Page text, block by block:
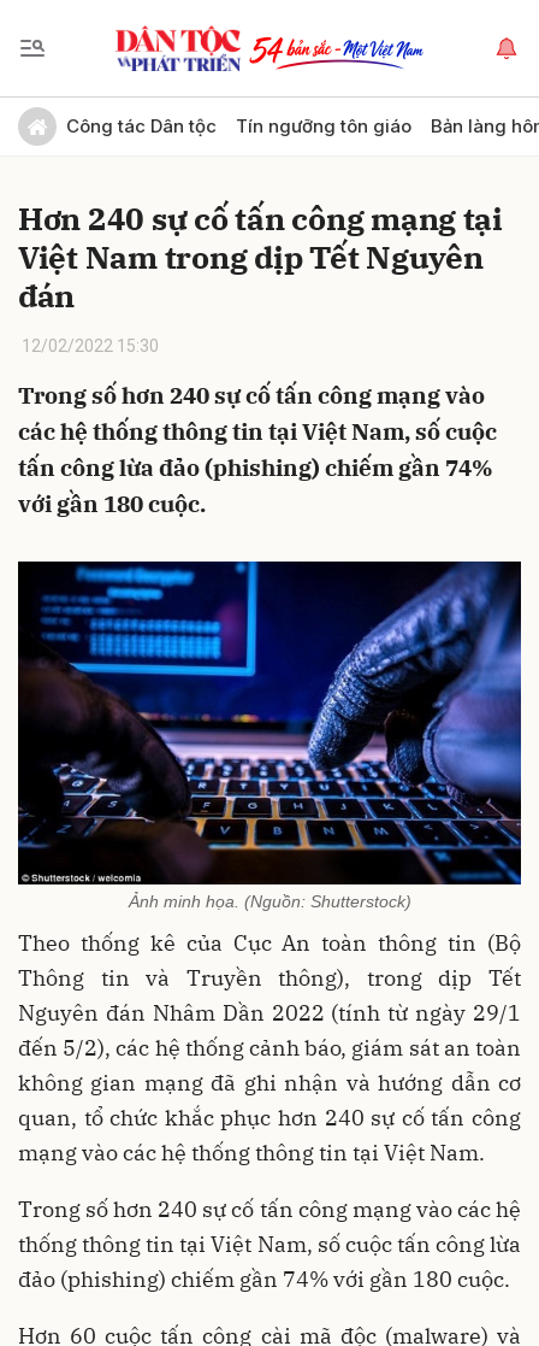
Công tác Dân tộc Tín ngưỡng tôn giáo Bản làng
Hơn 240 sự cố tấn công mạng tại
Việt Nam trong dịp Tết Nguyên
đán
12/02/2022 15:30
Trong số hơn 240 sự cố tấn công mạng vào
các hệ thống thông tin tại Việt Nam, số cuộc
tấn công lừa đảo (phishing) chiếm gần 74%
với gần 180 cuộc.
Ảnh minh họa. (Nguồn: Shutterstock)
Theo thống kê của Cục An toàn thông tin (Bộ
Thông tin và Truyền thông), trong dịp Tết
Nguyên đán Nhâm Dần 2022 (tính từ ngày 29/1
đến 5/2), các hệ thống cảnh báo, giám sát an toàn
không gian mạng đã ghi nhận và hướng dẫn cơ
quan, tổ chức khắc phục hơn 240 sự cố tấn công
mạng vào các hệ thống thông tin tại Việt Nam.
Trong số hơn 240 sự cố tấn công mạng vào các hệ
thống thông tin tại Việt Nam, số cuộc tấn công lừa
đảo (phishing) chiếm gần 74% với gần 180 cuộc.
Hơn 60 cuộc tấn công cài mã độc (malware) và
Gửi bình luận